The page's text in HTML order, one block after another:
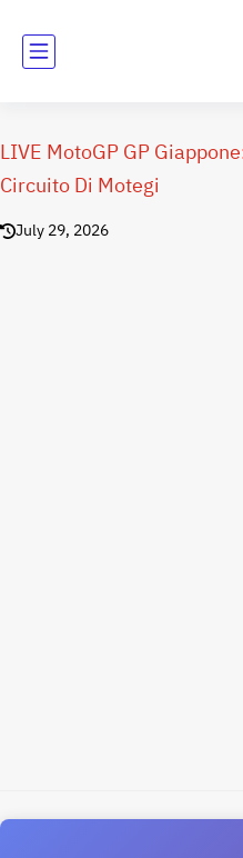
LIVE MotoGP GP
Circuito Di Motegi
July 29, 2026